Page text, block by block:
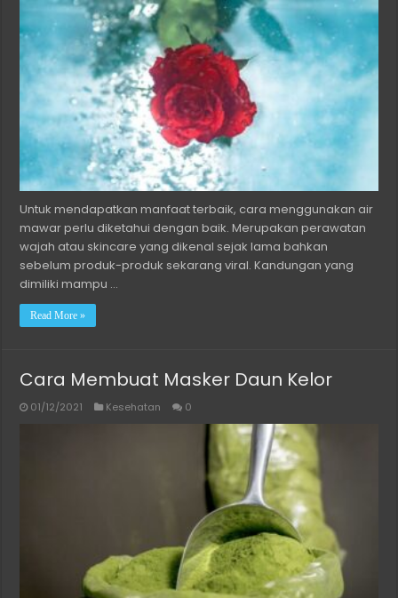
Untuk mendapatkan manfaat terbaik, cara menggunakan air
mawar perlu diketahui dengan baik. Merupakan perawatan
wajah atau skincare yang dikenal sejak lama bahkan
sebelum produk-produk sekarang viral. Kandungan yang
dimiliki mampu …
Read More »
Cara Membuat Masker Daun Kelor
01/12/2021 Kesehatan 0